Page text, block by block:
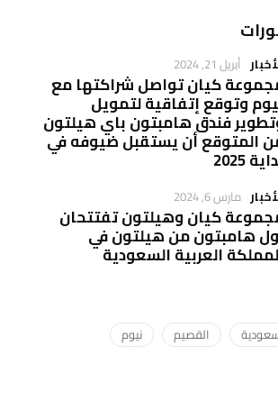
أبريل 21, 2024
كيان تواصل شراكتها مع
وتوقع إتفاقية لتمويل
فندق هامبتون باي هيلتون
المتوقع أن يستقبل ضيوفه في
2025
مارس 6, 2024
كيان وهيلتون تفتتحان
هامبتون من هيلتون في
العربية السعودية
القصيم
نيوم